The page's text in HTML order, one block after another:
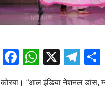
Facebook
WhatsApp
X
कोरबा। “आल इंडिया नेशनल डांस,